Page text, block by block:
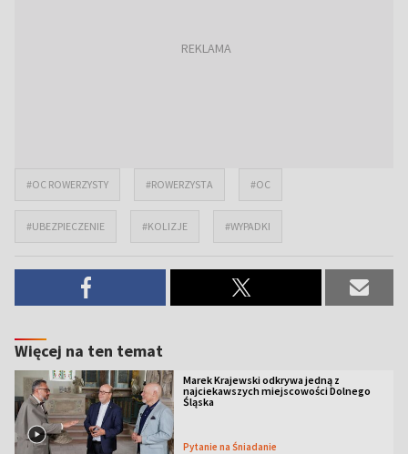
#OC ROWERZYSTY #ROWERZYSTA #OC
#UBEZPIECZENIE #KOLIZJE #WYPADKI
Więcej na ten temat
Marek Krajewski odkrywa jedną z
najciekawszych miejscowości Dolnego
Śląska
Pytanie na Śniadanie